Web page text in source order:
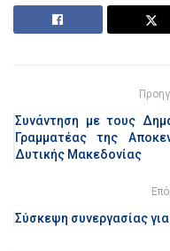
Συνάντηση με τους
Γραμματέας της
Δυτικής Μακεδονίας
Σύσκεψη συνεργασίας